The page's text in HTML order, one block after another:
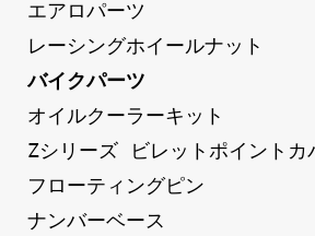
エアロパーツ
レーシングホイールナット
バイクパーツ
オイルクーラーキット
Zシリーズ ビレットポイントカ
フローティングピン
ナンバーベース